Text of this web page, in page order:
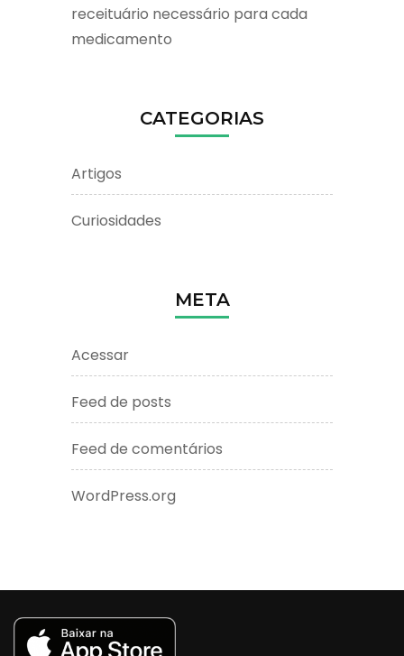
receituário necessário para cada
medicamento
CATEGORIAS
Artigos
Curiosidades
META
Acessar
Feed de posts
Feed de comentários
WordPress.org